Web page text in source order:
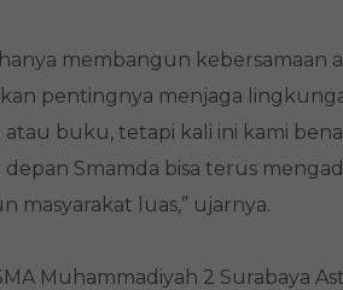
membangun kebersamaan
pentingnya menjaga
buku, tetapi kali ini kami
depan Smamda bisa terus
masyarakat luas,” ujarnya.
Muhammadiyah 2 Surabaya